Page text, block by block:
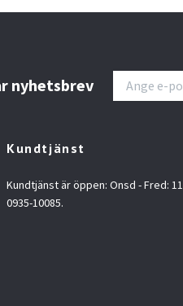
nyhetsbrev
Kundtjänst
Kundtjänst är öppen: Onsd - Fred:
0935-10085.